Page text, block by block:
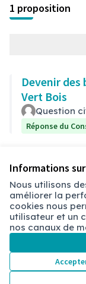
Informations
Nous utilisons
améliorer la
cookies nous
utilisateur et un
nos canaux de
1 proposition
Devenir
Vert Bois
Question
Réponse du
Conditions
Paramètres des
Chambéry sur X
(Lien externe)
Chambéry sur
Chambéry